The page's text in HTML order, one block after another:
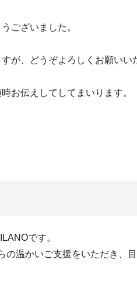
ございました。
が、どうぞよろしくお願いい
お伝えしてしてまいります。
です。
の温かいご支援をいただき、